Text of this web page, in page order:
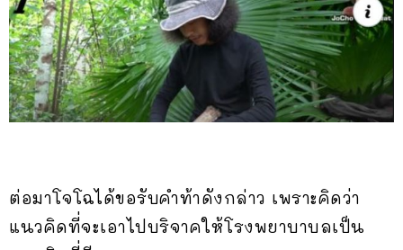
ต่อมาโจโฉได้ขอรับคำท้าดังกล่าว เพราะคิดว่า
แนวคิดที่จะเอาไปบริจาคให้โรงพยาบาบลเป็น